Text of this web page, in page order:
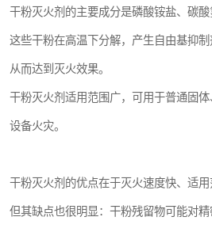
干粉灭火剂的主要成分是磷酸铵盐、碳酸
这些干粉在高温下分解，产生自由基抑制
从而达到灭火效果。
干粉灭火剂适用范围广，可用于普通固
设备火灾。
干粉灭火剂的优点在于灭火速度快、适用
但其缺点也很明显：干粉残留物可能对